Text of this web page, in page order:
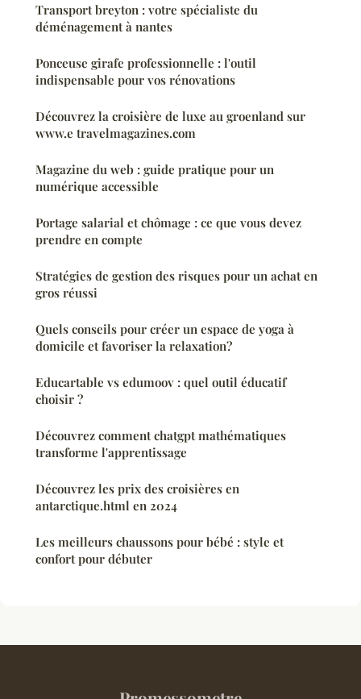
Transport breyton : votre spécialiste du
déménagement à nantes
Ponceuse girafe professionnelle : l'outil
indispensable pour vos rénovations
Découvrez la croisière de luxe au groenland sur
www.e travelmagazines.com
Magazine du web : guide pratique pour un
numérique accessible
Portage salarial et chômage : ce que vous devez
prendre en compte
Stratégies de gestion des risques pour un achat en
gros réussi
Quels conseils pour créer un espace de yoga à
domicile et favoriser la relaxation?
Educartable vs edumoov : quel outil éducatif
choisir ?
Découvrez comment chatgpt mathématiques
transforme l'apprentissage
Découvrez les prix des croisières en
antarctique.html en 2024
Les meilleurs chaussons pour bébé : style et
confort pour débuter